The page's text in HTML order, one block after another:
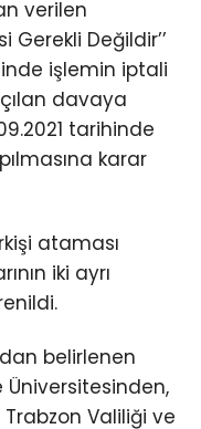
verilen
Gerekli Değildir’’
işlemin iptali
davaya
tarihinde
karar
ataması
iki ayrı
belirlenen
Valiliği ve